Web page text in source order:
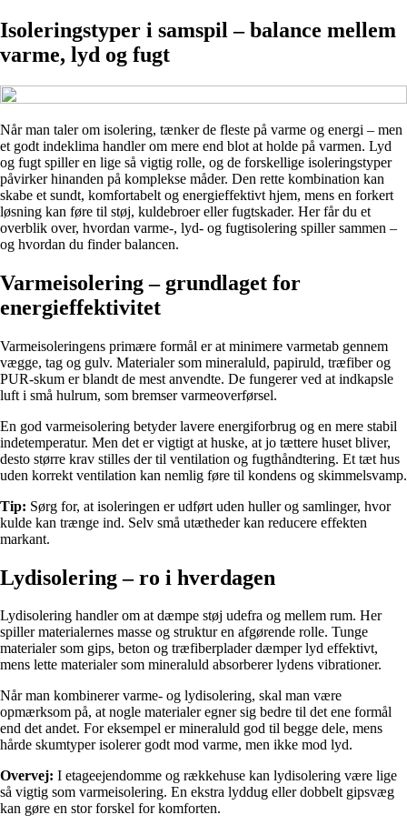
Isoleringstyper i samspil – balance mellem
varme, lyd og fugt
Når man taler om isolering, tænker de fleste på varme og energi – men
et godt indeklima handler om mere end blot at holde på varmen. Lyd
og fugt spiller en lige så vigtig rolle, og de forskellige isoleringstyper
påvirker hinanden på komplekse måder. Den rette kombination kan
skabe et sundt, komfortabelt og energieffektivt hjem, mens en forkert
løsning kan føre til støj, kuldebroer eller fugtskader. Her får du et
overblik over, hvordan varme-, lyd- og fugtisolering spiller sammen –
og hvordan du finder balancen.
Varmeisolering – grundlaget for
energieffektivitet
Varmeisoleringens primære formål er at minimere varmetab gennem
vægge, tag og gulv. Materialer som mineraluld, papiruld, træfiber og
PUR-skum er blandt de mest anvendte. De fungerer ved at indkapsle
luft i små hulrum, som bremser varmeoverførsel.
En god varmeisolering betyder lavere energiforbrug og en mere stabil
indetemperatur. Men det er vigtigt at huske, at jo tættere huset bliver,
desto større krav stilles der til ventilation og fugthåndtering. Et tæt hus
uden korrekt ventilation kan nemlig føre til kondens og skimmelsvamp.
Tip: Sørg for, at isoleringen er udført uden huller og samlinger, hvor
kulde kan trænge ind. Selv små utætheder kan reducere effekten
markant.
Lydisolering – ro i hverdagen
Lydisolering handler om at dæmpe støj udefra og mellem rum. Her
spiller materialernes masse og struktur en afgørende rolle. Tunge
materialer som gips, beton og træfiberplader dæmper lyd effektivt,
mens lette materialer som mineraluld absorberer lydens vibrationer.
Når man kombinerer varme- og lydisolering, skal man være
opmærksom på, at nogle materialer egner sig bedre til det ene formål
end det andet. For eksempel er mineraluld god til begge dele, mens
hårde skumtyper isolerer godt mod varme, men ikke mod lyd.
Overvej: I etageejendomme og rækkehuse kan lydisolering være lige
så vigtig som varmeisolering. En ekstra lyddug eller dobbelt gipsvæg
kan gøre en stor forskel for komforten.